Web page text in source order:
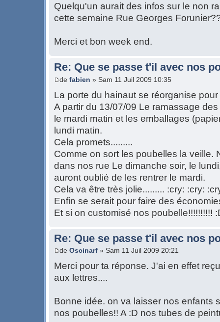
Quelqu'un aurait des infos sur le non
cette semaine Rue Georges
Merci et bon week end.
Re: Que se passe t'il avec nos
de fabien » Sam 11 Juil 2009 10:35
La porte du hainaut se réorganise
A partir du 13/07/09 Le ramassage
le mardi matin et les emballages
lundi matin.
Cela promets.........
Comme on sort les poubelles la veille.
dans nos rue Le dimanche soir, le
auront oublié de les rentrer le mardi.
Cela va être très jolie......... :cry: :cry:
Enfin se serait pour faire des
Et si on customisé nos poubelle!!!!!!!!!!
Re: Que se passe t'il avec nos
de Oscinarf » Sam 11 Juil 2009 20:21
Merci pour ta réponse. J'ai en effet
aux lettres....
Bonne idée. on va laisser nos enfants
nos poubelles!! A :D nos tubes de